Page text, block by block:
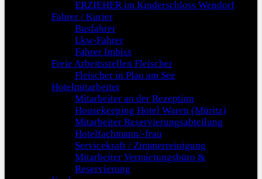
ERZIEHER im Kinderschloss Wendorf
Fahrer / Kurier
Busfahrer
Lkw-Fahrer
Fahrer Imbiss
Freie Arbeitsstellen Fleischer
Fleischer in Plau am See
Hotelmitarbeiter
Mitarbeiter an der Rezeption
Housekeeping Hotel Waren (Müritz)
Mitarbeiter Reservierungsabteilung
Hotelfachmann/-frau
Servicekraft / Zimmerreinigung
Mitarbeiter Vermietungsbüro &
Reservierung